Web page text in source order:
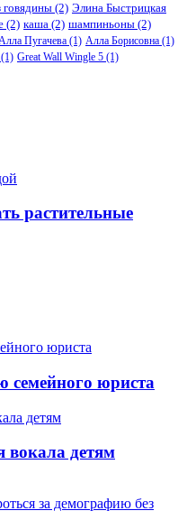
говядины(2) Элина Быстрицкая
(2) каша (2) шампиньоны (2)
Пугачева (1) Алла Борисовна (1)
(1) Great Wall Wingle 5 (1)
растительные
семейного юриста
вокала детям